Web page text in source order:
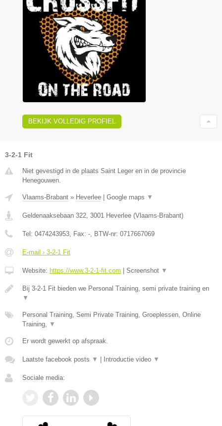
BEKIJK VOLLEDIG PROFIEL
3-2-1 Fit
Niet gevestigd in de plaats Saint Leger en in de provincie
Henegouwen.
Vlaams-Brabant » Heverlee Google maps ▼
Geldenaaksebaan 322, 3001 Heverlee (Vlaams-Brabant)
Tel: 0474243953, Fax: -, BTW-nr: 0717667069
E-mail › 3-2-1 Fit
Website: https://www.3-2-1-fit.com Screenshot ▼
Bij 3-2-1 Fit bieden we Personal Training, semi private training en
▼
Personal Training, Semi Private Training, Groeplessen, Online
Training, ▼
Er wordt gewerkt op afspraak.
Laatste facebook posts ▼ Introductie video ▼
Sociale media: